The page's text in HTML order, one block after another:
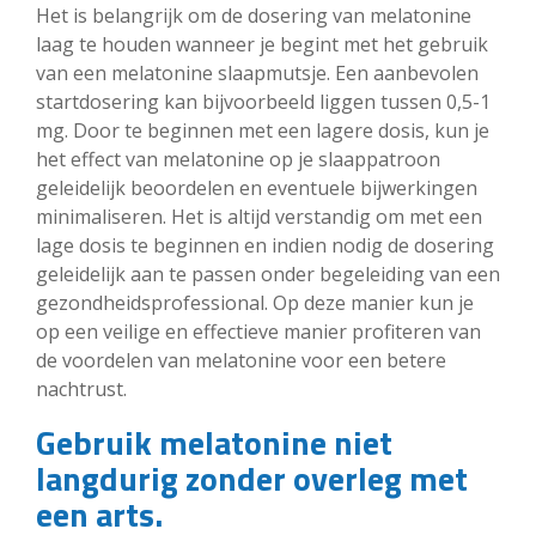
Het is belangrijk om de dosering van melatonine
laag te houden wanneer je begint met het gebruik
van een melatonine slaapmutsje. Een aanbevolen
startdosering kan bijvoorbeeld liggen tussen 0,5-1
mg. Door te beginnen met een lagere dosis, kun je
het effect van melatonine op je slaappatroon
geleidelijk beoordelen en eventuele bijwerkingen
minimaliseren. Het is altijd verstandig om met een
lage dosis te beginnen en indien nodig de dosering
geleidelijk aan te passen onder begeleiding van een
gezondheidsprofessional. Op deze manier kun je
op een veilige en effectieve manier profiteren van
de voordelen van melatonine voor een betere
nachtrust.
Gebruik melatonine niet
langdurig zonder overleg met
een arts.